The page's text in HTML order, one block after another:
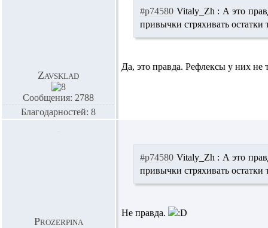
Zavsklad
Сообщения: 2788
Благодарностей: 8
#p74580 Vitaly_Zh : А это
привычки стряхивать остатки
Да, это правда. Рефлексы у них
Prozerpina
#p74580 Vitaly_Zh : А это
привычки стряхивать остатки
Не правда.